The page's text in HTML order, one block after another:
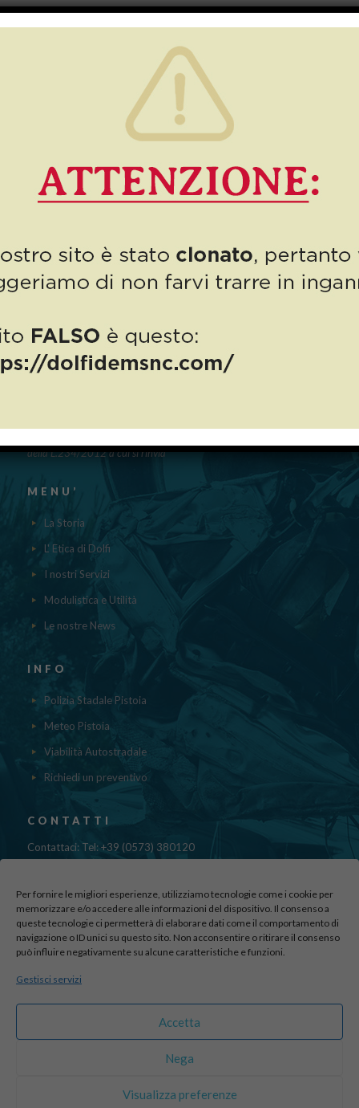
Per fornire le migliori esperienze, utilizziamo tecnologie come i cookie per
memorizzare e/o accedere alle informazioni del dispositivo. Il consenso a
queste tecnologie ci permetterà di elaborare dati come il comportamento di
navigazione o ID unici su questo sito. Non acconsentire o ritirare il consenso
può influire negativamente su alcune caratteristiche e funzioni.
Gestisci servizi
Accetta
Nega
Visualizza preferenze
Un “back to work” pieno di entusiasmo quello che si respira da
PUBBLICAZIONE AIUTI DI STATO
della L.234/2012 a cui si rinvia“
MENU’
La Storia
L' Etica di Dolfi
I nostri Servizi
Modulistica e Utilità
Le nostre News
INFO
Polizia Stadale Pistoia
Meteo Pistoia
Viabilità Autostradale
Richiedi un preventivo
CONTATTI
Contattaci: Tel: +39 (0573) 380120
Fax: 39 (0573) 985420
Via di Canapale, 10
51100 PISTOIA
Find us here:
sito realizzato da
Reserved | Credits